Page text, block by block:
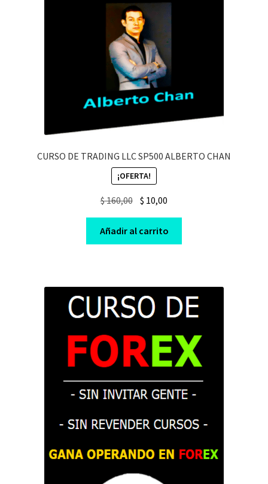
CURSO DE TRADING LLC SP500 ALBERTO CHAN
¡OFERTA!
$160,00 Original
price
was:
$ 160,00.
$ 10,00
price
is:
$ 10,00.
Añadir al carrito